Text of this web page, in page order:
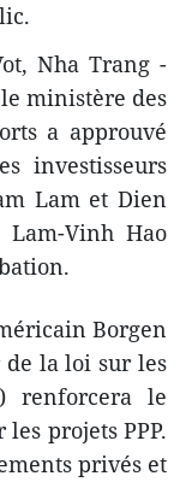
Nha Trang -
ministère des
a approuvé
investisseurs
Lam et Dien
Vinh Hao
Borgen
la loi sur les
renforcera le
projets PPP.
privés et